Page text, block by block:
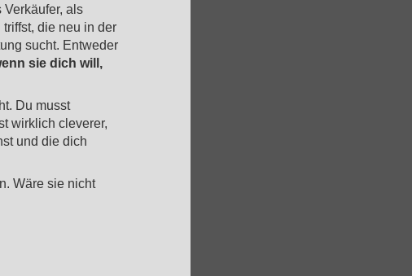
als
die neu in der
sucht. Entweder
sie dich will,
Du musst
wirklich cleverer,
und die dich
Wäre sie nicht